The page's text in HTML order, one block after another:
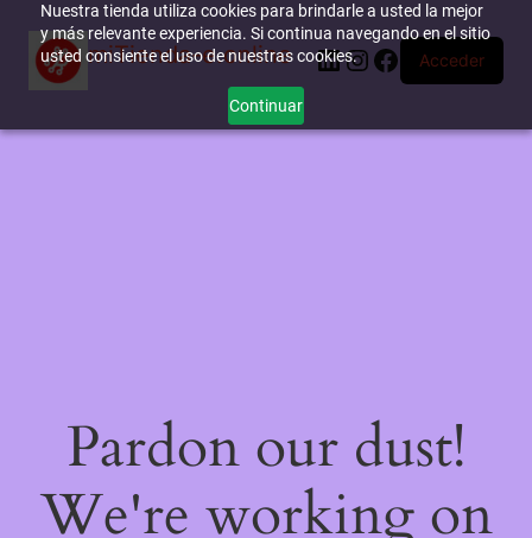
Nuestra tienda utiliza cookies para brindarle a usted la mejor
y más relevante experiencia. Si continua navegando en el sitio
usted consiente el uso de nuestras cookies.
Continuar
miTienda-e.online LinkedIn
Instagram
Facebook
Acceder
Pardon our dust!
We're working on